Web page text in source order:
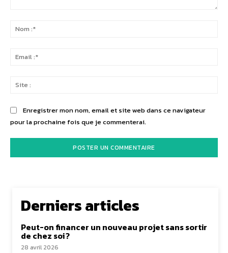
Enregistrer mon nom, email et site web dans ce navigateur
pour la prochaine fois que je commenterai.
Derniers articles
Peut-on financer un nouveau projet sans sortir
de chez soi ?
28 avril 2026